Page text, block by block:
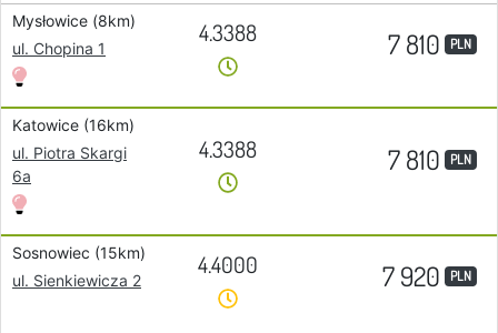
Mysłowice (8km)
ul. Chopina 1
4.3388 7 810 PLN
Katowice (16km)
ul. Piotra Skargi
6a
4.3388 7 810 PLN
Sosnowiec (15km)
ul. Sienkiewicza 2
4.4000 7 920 PLN